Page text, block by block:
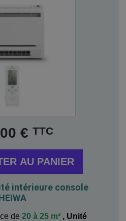
€ TTC
AU PANIER
intérieure console
de 20 à 25 m² , Unité